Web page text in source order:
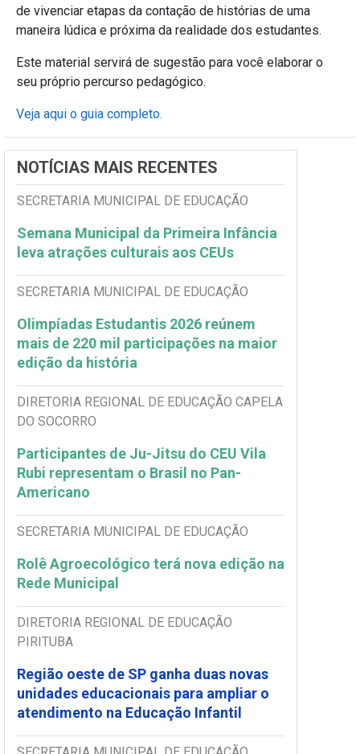
de vivenciar etapas da contação de histórias de uma
maneira lúdica e próxima da realidade dos estudantes.
Este material servirá de sugestão para você elaborar o
seu próprio percurso pedagógico.
Veja aqui o guia completo.
NOTÍCIAS MAIS RECENTES
SECRETARIA MUNICIPAL DE EDUCAÇÃO
Semana Municipal da Primeira Infância
leva atrações culturais aos CEUs
SECRETARIA MUNICIPAL DE EDUCAÇÃO
Olimpíadas Estudantis 2026 reúnem
mais de 220 mil participações na maior
edição da história
DIRETORIA REGIONAL DE EDUCAÇÃO CAPELA
DO SOCORRO
Participantes de Ju-Jitsu do CEU Vila
Rubi representam o Brasil no Pan-
Americano
SECRETARIA MUNICIPAL DE EDUCAÇÃO
Rolê Agroecológico terá nova edição na
Rede Municipal
DIRETORIA REGIONAL DE EDUCAÇÃO
PIRITUBA
Região oeste de SP ganha duas novas
unidades educacionais para ampliar o
atendimento na Educação Infantil